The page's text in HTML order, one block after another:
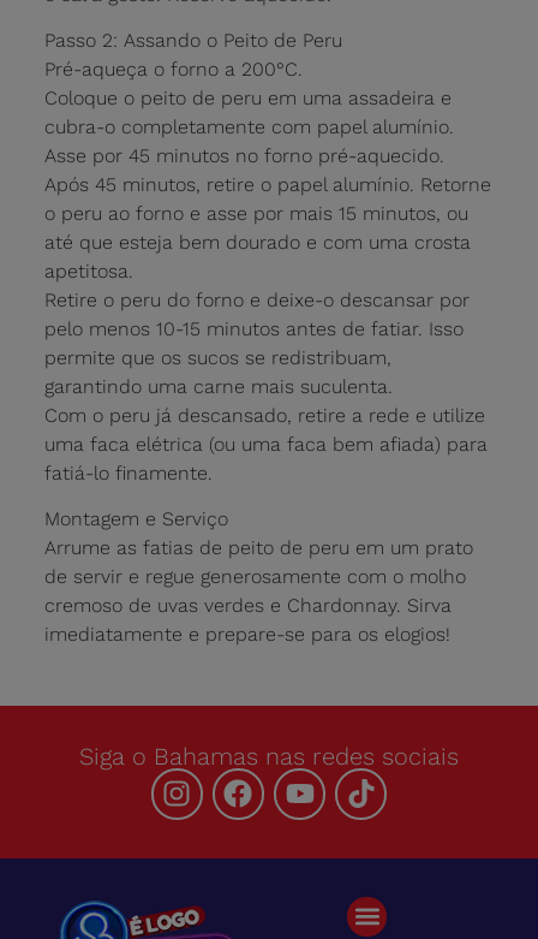
Passo 2: Assando o Peito de Peru
Pré-aqueça o forno a 200°C.
Coloque o peito de peru em uma assadeira e
cubra-o completamente com papel alumínio.
Asse por 45 minutos no forno pré-aquecido.
Após 45 minutos, retire o papel alumínio. Retorne
o peru ao forno e asse por mais 15 minutos, ou
até que esteja bem dourado e com uma crosta
apetitosa.
Retire o peru do forno e deixe-o descansar por
pelo menos 10-15 minutos antes de fatiar. Isso
permite que os sucos se redistribuam,
garantindo uma carne mais suculenta.
Com o peru já descansado, retire a rede e utilize
uma faca elétrica (ou uma faca bem afiada) para
fatiá-lo finamente.
Montagem e Serviço
Arrume as fatias de peito de peru em um prato
de servir e regue generosamente com o molho
cremoso de uvas verdes e Chardonnay. Sirva
imediatamente e prepare-se para os elogios!
Siga o Bahamas nas redes sociais